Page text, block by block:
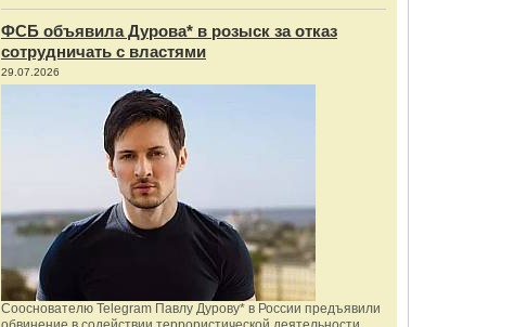
ФСБ объявила Дурова* в розыск за отказ
сотрудничать с властями
29.07.2026
Сооснователю Telegram Павлу Дурову* в России предъявили